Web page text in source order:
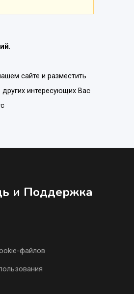
.
сайте и разместить
других интересующих Вас
и Поддержка
файлов